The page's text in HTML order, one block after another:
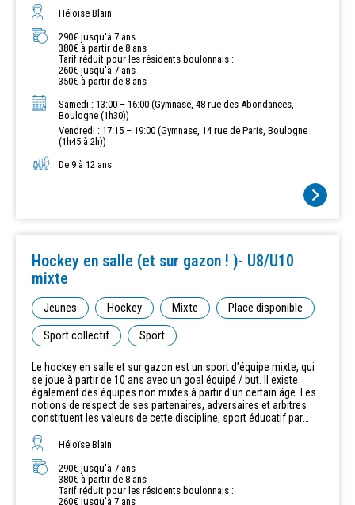
est moins connu en France bien que très ancien. Le hockey sur
gazon est le seul sport olympique qui se jouera dans les Hauts
de Seine. Le maniement de la crosse et la conduite de la balle
font du hockey un sport très apprécié qui peuvent débuter
l’activité à tout âge. Le matériel est léger et peu onéreux : une
crosse à la taille de l'enfant, des protèges-tibias, un protège-
dents, un maillot aux couleurs de l'équipe et une gourde d'eau
bien remplie ! L'entrainement a lieu en salle toute l'année, et sur
grand terrain extérieur pour la saison de compétition hockey-sur-
gazon qui se déroule de fin septembre à novembre inclus et de
mars à juin inclus. De façon exceptionnelle, il sera proposé des
entrainements ponctuels sur grand terrain extérieur afin de se
familiariser avec les dimensions de terrain en compétition.
Héloïse Blain
290€ jusqu'à 7 ans
380€ à partir de 8 ans
Tarif réduit pour les résidents boulonnais :
260€ jusqu'à 7 ans
350€ à partir de 8 ans
Samedi : 13:00 – 16:00 (Gymnase, 48 rue des Abondances,
Boulogne (1h30))
Vendredi : 17:15 – 19:00 (Gymnase, 14 rue de Paris, Boulogne
(1h45 à 2h))
De 9 à 12 ans
Hockey en salle (et sur gazon ! )- U8/U10
mixte
Jeunes Hockey Mixte
Place disponible
Sport collectif
Sport
Le hockey en salle et sur gazon est un sport d’équipe mixte, qui
se joue à partir de 10 ans avec un goal équipé / but. Il existe
également des équipes non mixtes à partir d'un certain âge. Les
notions de respect de ses partenaires, adversaires et arbitres
constituent les valeurs de cette discipline, sport éducatif par
est moins connu en France bien que très ancien. Le hockey sur
gazon est le seul sport olympique qui se jouera dans les Hauts
de Seine. Le maniement de la crosse et la conduite de la balle
font du hockey un sport très apprécié qui peuvent débuter
l’activité à tout âge. Le matériel est léger et peu onéreux : une
Héloïse Blain
290€ jusqu'à 7 ans
380€ à partir de 8 ans
Tarif réduit pour les résidents boulonnais :
260€ jusqu'à 7 ans